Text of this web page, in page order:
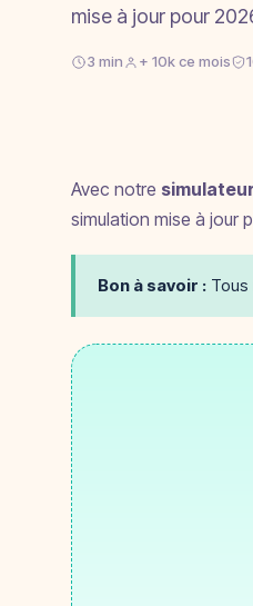
mise à jour pour
3 min + 10k ce mois
Avec notre
simulation mise à jour
Bon à savoir :